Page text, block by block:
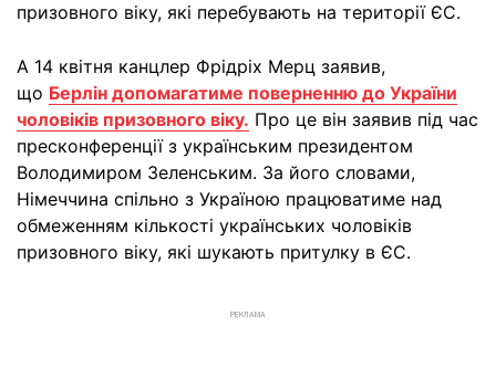
призовного віку, які перебувають на території ЄС.
А 14 квітня канцлер Фрідріх Мерц заявив,
що Берлін допомагатиме поверненню до України
чоловіків призовного віку. Про це він заявив під час
пресконференції з українським президентом
Володимиром Зеленським. За його словами,
Німеччина спільно з Україною працюватиме над
обмеженням кількості українських чоловіків
призовного віку, які шукають притулку в ЄС.
РЕКЛАМА